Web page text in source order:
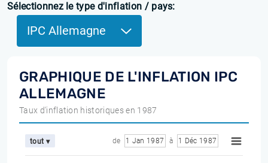
Sélectionnez le type d'inflation / pays:
IPC Allemagne
GRAPHIQUE DE L'INFLATION IPC
ALLEMAGNE
Taux d'inflation historiques en 1987
tout ▾ de 1 Jan 1987 à 1 Déc 1987